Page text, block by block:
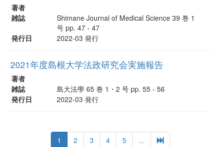
著者
雑誌
Shimane Journal of Medical Science 39 巻 1
号 pp. 47 - 47
発行日
2022-03 発行
2021年度島根大学法政研究会実施報告
著者
雑誌
島大法學 65 巻 1・2 号 pp. 55 - 56
発行日
2022-03 発行
1 2 3 4 5 ...